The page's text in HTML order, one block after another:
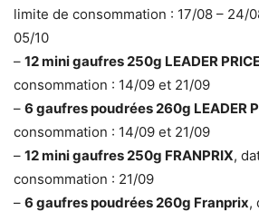
limite de consommation : 17/08 – 24/
05/10
– 12 mini gaufres 250g LEADER
consommation : 14/09 et 21/09
– 6 gaufres poudrées 260g LEADER
consommation : 14/09 et 21/09
– 12 mini gaufres 250g FRANPRIX,
consommation : 21/09
– 6 gaufres poudrées 260g Franprix,